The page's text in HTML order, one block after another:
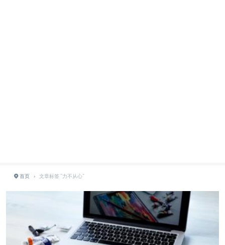
首页 › 文章标签 "力不从心"